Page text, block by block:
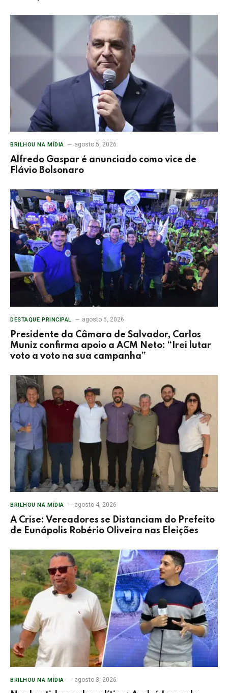
BRILHOU NA MÍDIA agosto 5, 2026
Alfredo Gaspar é anunciado como vice de
Flávio Bolsonaro
DESTAQUE PRINCIPAL agosto 5, 2026
Presidente da Câmara de Salvador, Carlos
Muniz confirma apoio a ACM Neto: “Irei lutar
voto a voto na sua campanha”
BRILHOU NA MÍDIA agosto 4, 2026
A Crise: Vereadores se Distanciam do Prefeito
de Eunápolis Robério Oliveira nas Eleições
BRILHOU NA MÍDIA agosto 3, 2026